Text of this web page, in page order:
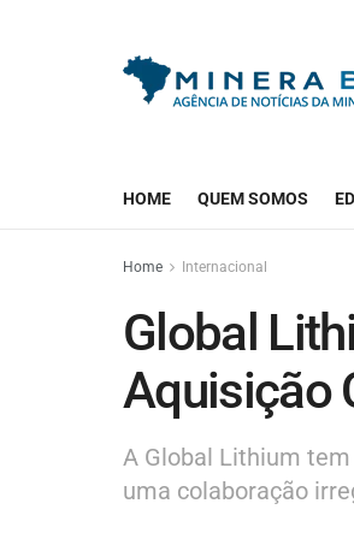
HOME QUEM SOMOS
Home Internacional
Global
Aquisição
A Global Lithium
uma colaboração